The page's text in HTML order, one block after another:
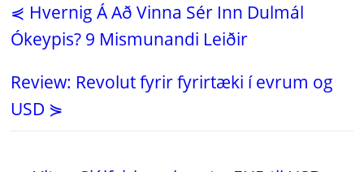
⋞ Hvernig Á Að Vinna Sér Inn Dulmál
Ókeypis? 9 Mismunandi Leiðir
Review: Revolut fyrir fyrirtæki í evrum og
USD ⋟